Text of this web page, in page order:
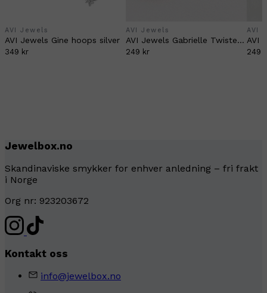
AVI Jewels
AVI Jewels Gine hoops silver
349 kr
AVI Jewels
AVI Jewels Gabrielle Twisted Rope Hoops
249 kr
AVI
AVI
249
Jewelbox.no
Skandinaviske smykker for enhver anledning – fri frakt
i Norge
Org nr: 923203672
Kontakt oss
info@jewelbox.no